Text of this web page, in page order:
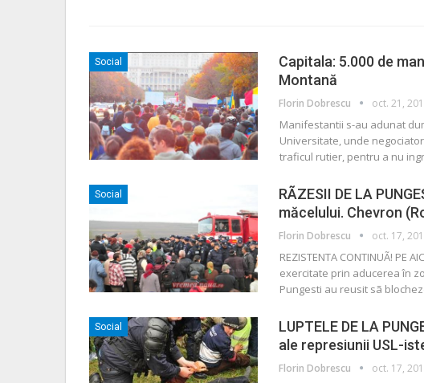
Social
Capitala: 5.000 de
Montană
Florin Dobrescu oct. 21,
Manifestantii s-au adunat
Universitate, unde
traficul rutier, pentru a nu
Social
RÃZESII DE LA
măcelului. Chevron
Florin Dobrescu oct. 17,
REZISTENTA CONTINUÃ! PE
exercitate prin aducerea în
Pungesti au reusit sã
Social
LUPTELE DE LA
ale represiunii USL-
Florin Dobrescu oct. 17,